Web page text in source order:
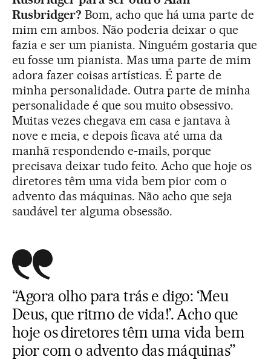
Rusbridger? Bom, acho que há uma parte de
mim em ambos. Não poderia deixar o que
fazia e ser um pianista. Ninguém gostaria que
eu fosse um pianista. Mas uma parte de mim
adora fazer coisas artísticas. É parte de
minha personalidade. Outra parte de minha
personalidade é que sou muito obsessivo.
Muitas vezes chegava em casa e jantava à
nove e meia, e depois ficava até uma da
manhã respondendo e-mails, porque
precisava deixar tudo feito. Acho que hoje os
diretores têm uma vida bem pior com o
advento das máquinas. Não acho que seja
saudável ter alguma obsessão.
“Agora olho para trás e digo: ‘Meu
Deus, que ritmo de vida!’. Acho que
hoje os diretores têm uma vida bem
pior com o advento das máquinas”